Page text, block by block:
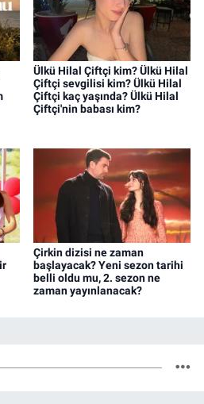
Ülkü Hilal Çiftçi kim? Ülkü Hilal
Çiftçi sevgilisi kim? Ülkü Hilal
Çiftçi kaç yaşında? Ülkü Hilal
Çiftçi'nin babası kim?
Çirkin dizisi ne zaman
başlayacak? Yeni sezon tarihi
belli oldu mu, 2. sezon ne
zaman yayınlanacak?